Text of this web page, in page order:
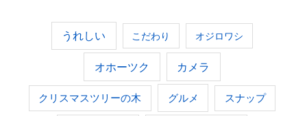
うれしい こだわり オジロワシ
オホーツク カメラ
クリスマスツリーの木 グルメ スナップ